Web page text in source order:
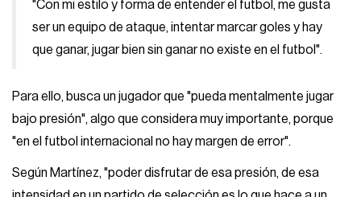
"Con mi estilo y forma de entender el futbol, me gusta
ser un equipo de ataque, intentar marcar goles y hay
que ganar, jugar bien sin ganar no existe en el futbol".
Para ello, busca un jugador que "pueda mentalmente jugar
bajo presión", algo que considera muy importante, porque
"en el futbol internacional no hay margen de error".
Según Martínez, "poder disfrutar de esa presión, de esa